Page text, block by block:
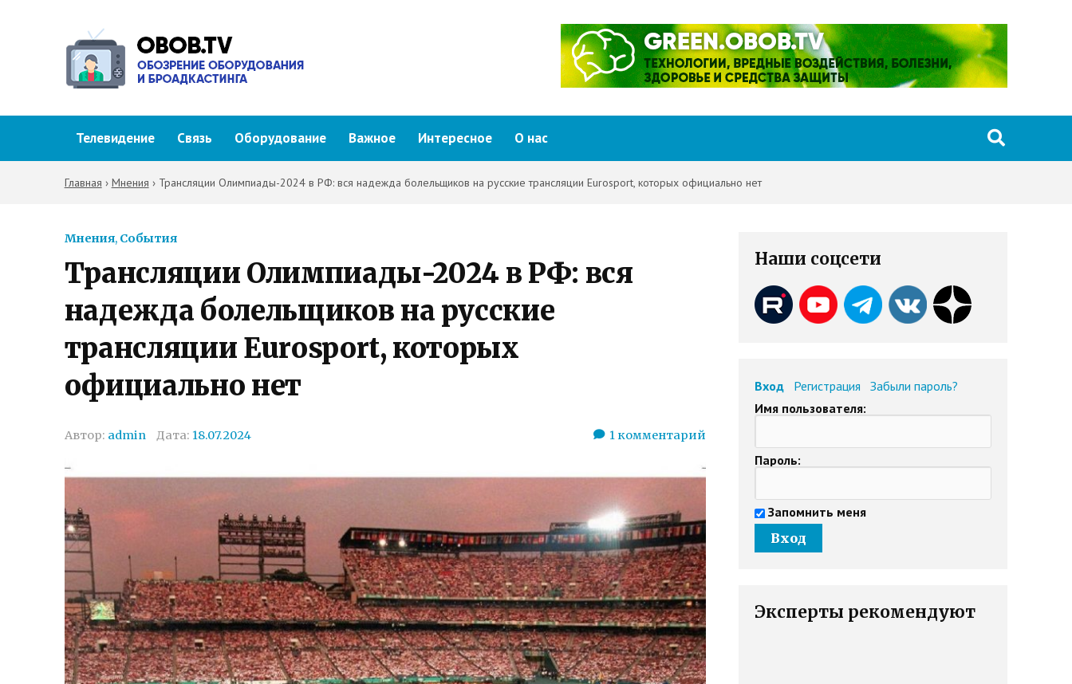
Телевидение Связь Оборудование Важное Интересное О нас
Главная › Мнения › Трансляции Олимпиады-2024 в РФ: вся надежда болельщиков на русские трансляции Eurosport, которых официально нет
Мнения, События
Трансляции Олимпиады-2024 в РФ: вся
надежда болельщиков на русские
трансляции Eurosport, которых
официально нет
Автор: admin Дата: 18.07.2024 1комментарий
Наши соцсети
Вход Регистрация
Забыли пароль?
Имя пользователя:
Пароль:
Запомнить меня
Эксперты рекомендуют